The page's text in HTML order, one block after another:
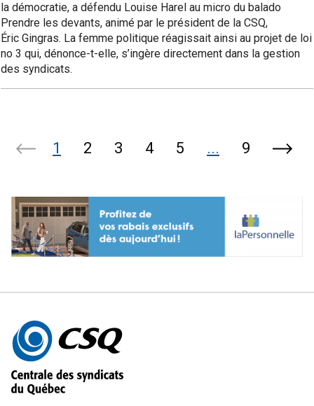
la démocratie, a défendu Louise Harel au micro du balado
Prendre les devants, animé par le président de la CSQ,
Éric Gingras. La femme politique réagissait ainsi au projet de loi
no 3 qui, dénonce-t-elle, s’ingère directement dans la gestion
des syndicats.
Page
1 2 3 4 5 ... 9
Page
Autres
informations